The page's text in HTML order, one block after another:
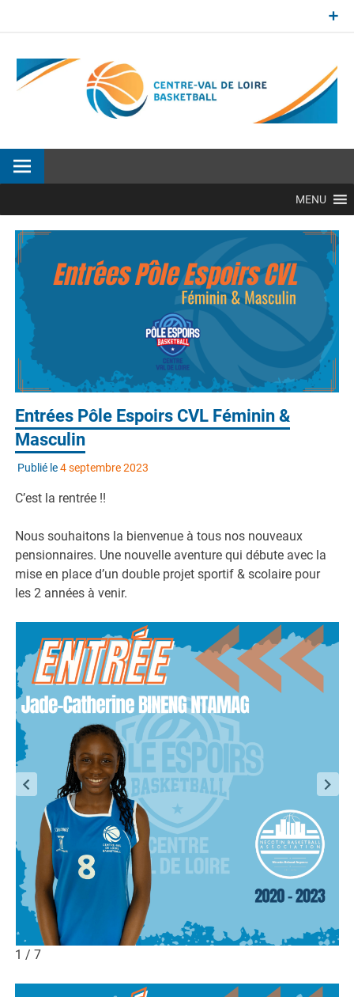
MENU
Entrées Pôle Espoirs CVL Féminin &
Masculin
Publié le4 septembre 2023
C’est la rentrée !!
Nous souhaitons la bienvenue à tous nos nouveaux
pensionnaires. Une nouvelle aventure qui débute avec la
mise en place d’un double projet sportif & scolaire pour
les 2 années à venir.
1 / 7